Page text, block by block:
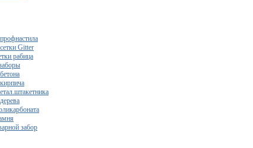
Gitter
рабица
забор